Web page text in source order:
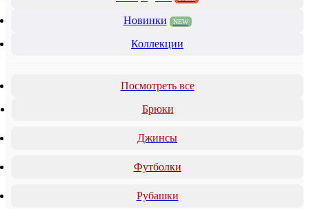
Новинки NEW
Коллекции
Посмотреть все
Брюки
Джинсы
Футболки
Рубашки